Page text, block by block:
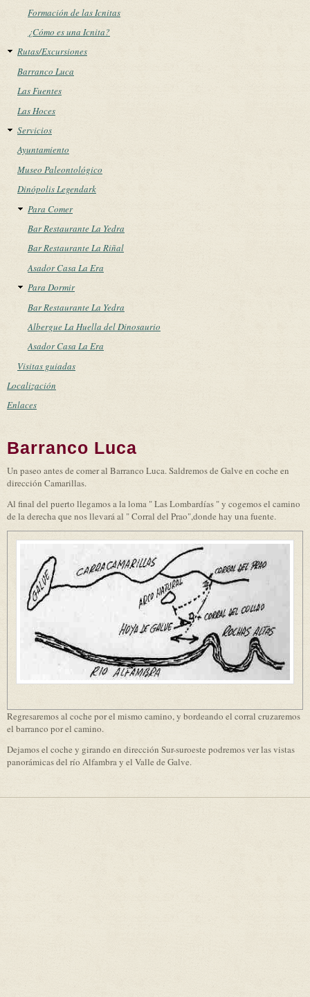
Formación de las Icnitas
¿Cómo es una Icnita?
Rutas/Excursiones
Barranco Luca
Las Fuentes
Las Hoces
Servicios
Ayuntamiento
Museo Paleontológico
Dinópolis Legendark
Para Comer
Bar Restaurante La Yedra
Bar Restaurante La Riñal
Asador Casa La Era
Para Dormir
Bar Restaurante La Yedra
Albergue La Huella del Dinosaurio
Asador Casa La Era
Visitas guiadas
Localización
Enlaces
Barranco Luca
Un paseo antes de comer al Barranco Luca. Saldremos de Galve en coche en
dirección Camarillas.
Al final del puerto llegamos a la loma " Las Lombardías " y cogemos el camino
de la derecha que nos llevará al " Corral del Prao",donde hay una fuente.
Regresaremos al coche por el mismo camino, y bordeando el corral cruzaremos
el barranco por el camino.
Dejamos el coche y girando en dirección Sur-suroeste podremos ver las vistas
panorámicas del río Alfambra y el Valle de Galve.